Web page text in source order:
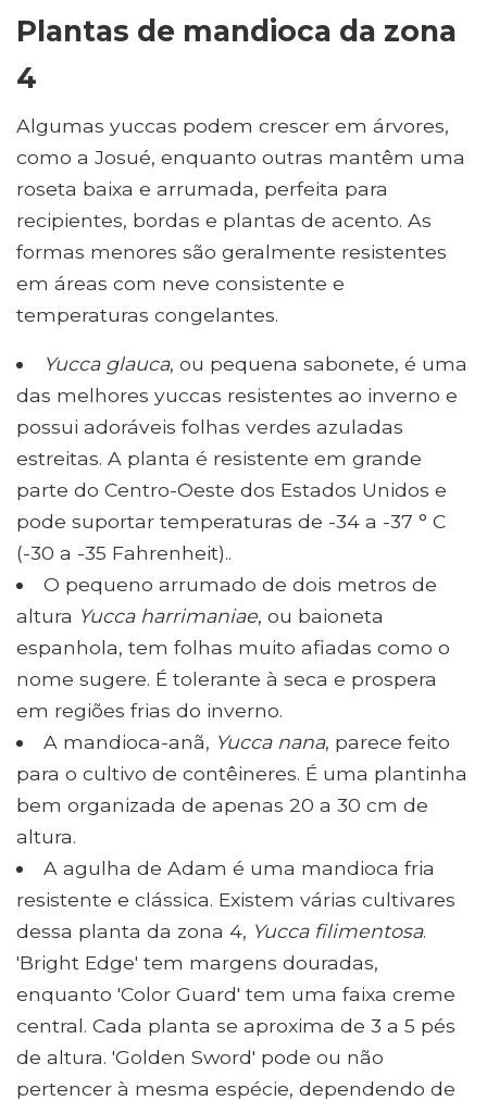
Plantas de mandioca da zona
4
Algumas yuccas podem crescer em árvores,
como a Josué, enquanto outras mantêm uma
roseta baixa e arrumada, perfeita para
recipientes, bordas e plantas de acento. As
formas menores são geralmente resistentes
em áreas com neve consistente e
temperaturas congelantes.
Yucca glauca, ou pequena sabonete, é uma
das melhores yuccas resistentes ao inverno e
possui adoráveis ​​folhas verdes azuladas
estreitas. A planta é resistente em grande
parte do Centro-Oeste dos Estados Unidos e
pode suportar temperaturas de -34 a -37 ° C
(-30 a -35 Fahrenheit)..
O pequeno arrumado de dois metros de
altura Yucca harrimaniae, ou baioneta
espanhola, tem folhas muito afiadas como o
nome sugere. É tolerante à seca e prospera
em regiões frias do inverno.
A mandioca-anã, Yucca nana, parece feito
para o cultivo de contêineres. É uma plantinha
bem organizada de apenas 20 a 30 cm de
altura.
A agulha de Adam é uma mandioca fria
resistente e clássica. Existem várias cultivares
dessa planta da zona 4, Yucca filimentosa.
'Bright Edge' tem margens douradas,
enquanto 'Color Guard' tem uma faixa creme
central. Cada planta se aproxima de 3 a 5 pés
de altura. 'Golden Sword' pode ou não
pertencer à mesma espécie, dependendo de